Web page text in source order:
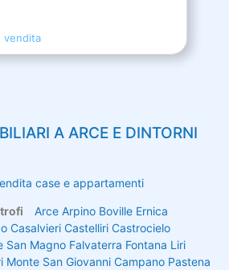
vendita
A ARCE E DINTORNI
case e appartamenti
Arce Arpino Boville Ernica
Casalvieri Castelliri Castrocielo
San Magno Falvaterra Fontana Liri
Monte San Giovanni Campano Pastena